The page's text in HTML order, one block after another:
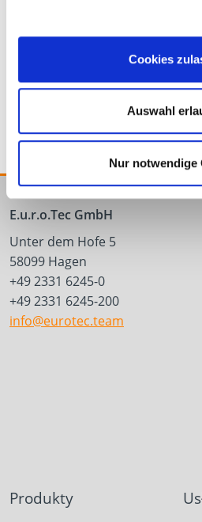
Cookies
Auswahl
Nur notwendige
BBS – system
wiercenia głębokich
otworów
E.u.r.o.Tec GmbH
Unter dem Hofe 5
58099 Hagen
+49 2331 6245-0
+49 2331 6245-200
info@eurotec.team
Produkty